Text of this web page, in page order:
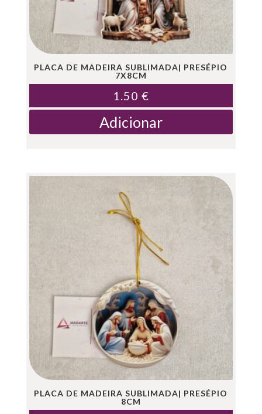
PLACA DE MADEIRA SUBLIMADA| PRESÉPIO
7X8CM
1.50 €
Adicionar
PLACA DE MADEIRA SUBLIMADA| PRESÉPIO
8CM